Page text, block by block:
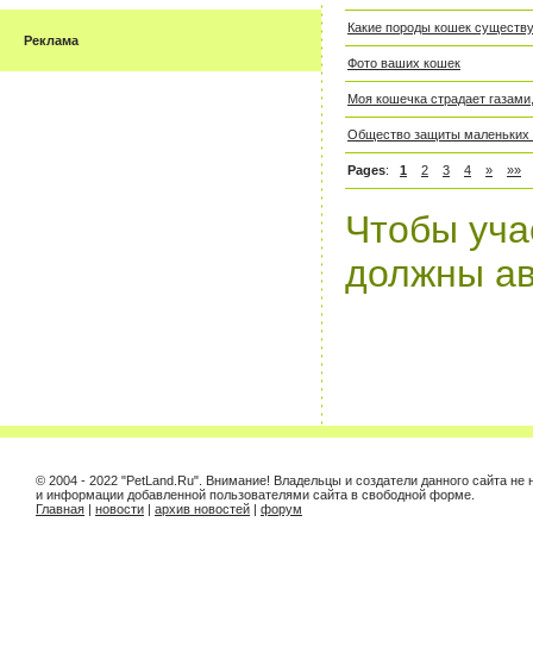
Реклама
Какие породы кошек
Фото ваших кошек
Моя кошечка страдает
Общество защиты маленьких
Pages: 1 2 3 4 » »»
Чтобы
должны
© 2004 - 2022 "PetLand.Ru". Внимание! Владельцы и создатели данного сайта
и информации добавленной пользователями сайта в свободной форме.
Главная | новости | архив новостей | форум